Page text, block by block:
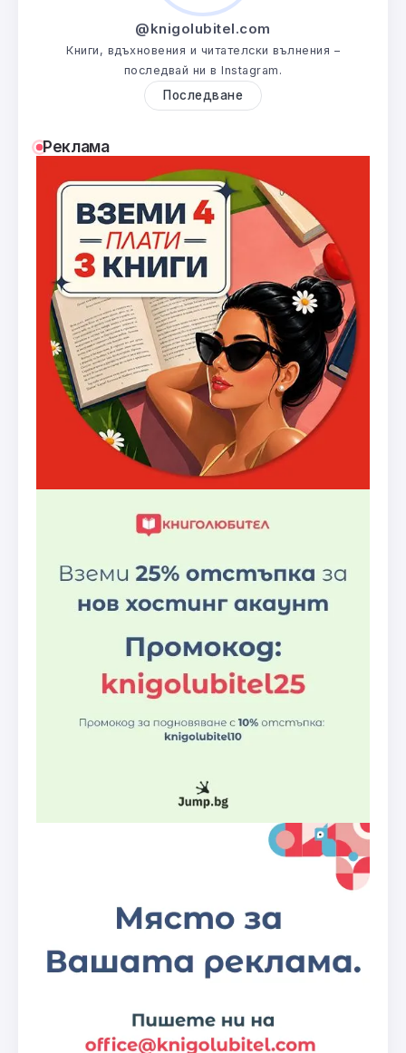
@knigolubitel.com
Книги, вдъхновения и читателски вълнения –
последвай ни в Instagram.
Последване
Реклама